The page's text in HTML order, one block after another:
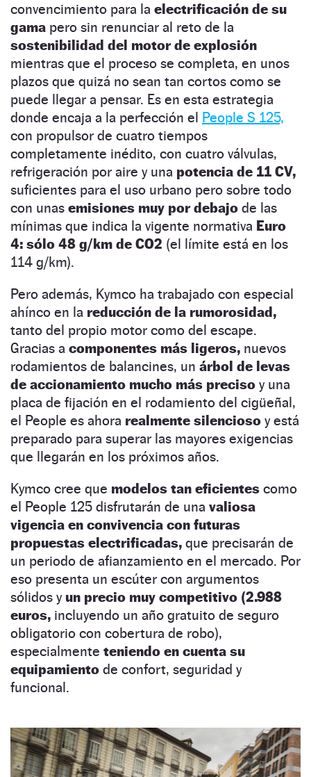
convencimiento para la electrificación de su
gama pero sin renunciar al reto de la
sostenibilidad del motor de explosión
mientras que el proceso se completa, en unos
plazos que quizá no sean tan cortos como se
puede llegar a pensar. Es en esta estrategia
donde encaja a la perfección el People S 125,
con propulsor de cuatro tiempos
completamente inédito, con cuatro válvulas,
refrigeración por aire y una potencia de 11 CV,
suficientes para el uso urbano pero sobre todo
con unas emisiones muy por debajo de las
mínimas que indica la vigente normativa Euro
4: sólo 48 g/km de CO2 (el límite está en los
114 g/km).
Pero además, Kymco ha trabajado con especial
ahínco en la reducción de la rumorosidad,
tanto del propio motor como del escape.
Gracias a componentes más ligeros, nuevos
rodamientos de balancines, un árbol de levas
de accionamiento mucho más preciso y una
placa de fijación en el rodamiento del cigüeñal,
el People es ahora realmente silencioso y está
preparado para superar las mayores exigencias
que llegarán en los próximos años.
Kymco cree que modelos tan eficientes como
el People 125 disfrutarán de una valiosa
vigencia en convivencia con futuras
propuestas electrificadas, que precisarán de
un periodo de afianzamiento en el mercado. Por
eso presenta un escúter con argumentos
sólidos y un precio muy competitivo (2.988
euros, incluyendo un año gratuito de seguro
obligatorio con cobertura de robo),
especialmente teniendo en cuenta su
equipamiento de confort, seguridad y
funcional.